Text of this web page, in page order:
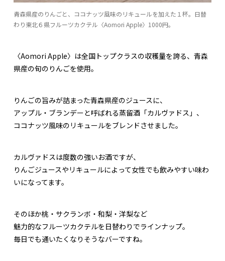
青森県産のりんごと、ココナッツ風味のリキュールを加えた１杯。日替
わり東北６県フルーツカクテル〈Aomori Apple〉1000円。
〈Aomori Apple〉は全国トップクラスの収穫量を誇る、青森
県産の旬のりんごを使用。
りんごの旨みが詰まった青森県産のジュースに、
アップル・ブランデーと呼ばれる蒸留酒「カルヴァドス」、
ココナッツ風味のリキュールをブレンドさせました。
カルヴァドスは度数の強いお酒ですが、
りんごジュースやリキュールによって女性でも飲みやすい味わ
いになってます。
そのほか桃・サクランボ・和梨・洋梨など
魅力的なフルーツカクテルを日替わりでラインナップ。
毎日でも通いたくなりそうなバーですね。